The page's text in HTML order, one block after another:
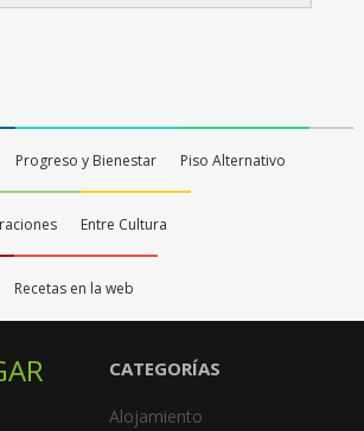
Progreso y Bienestar Piso Alternativo
Entre Cultura
Recetas en la web
CATEGORÍAS
Alojamiento